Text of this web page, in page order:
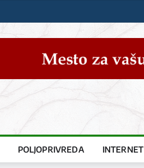
POLJOPRIVREDA INTERNET